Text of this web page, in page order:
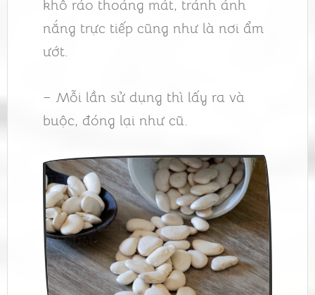
khô ráo thoáng mát, tránh ánh
nắng trực tiếp cũng như là nơi ẩm
ướt.
– Mỗi lần sử dụng thì lấy ra và
buộc, đóng lại như cũ.